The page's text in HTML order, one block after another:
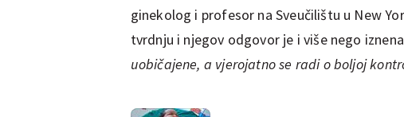
ginekolog i profesor na Sveučilištu u New
tvrdnju i njegov odgovor je i više nego
uobičajene, a vjerojatno se radi o boljoj